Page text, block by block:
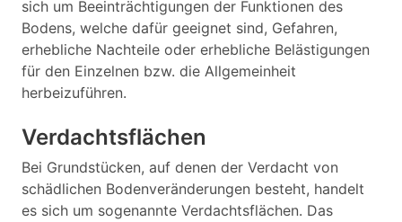
sich um Beeinträchtigungen der Funktionen des
Bodens, welche dafür geeignet sind, Gefahren,
erhebliche Nachteile oder erhebliche Belästigungen
für den Einzelnen bzw. die Allgemeinheit
herbeizuführen.
Verdachtsflächen
Bei Grundstücken, auf denen der Verdacht von
schädlichen Bodenveränderungen besteht, handelt
es sich um sogenannte Verdachtsflächen. Das